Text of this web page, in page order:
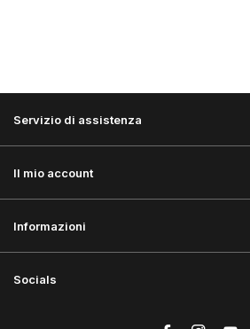
Servizio di assistenza
Il mio account
Informazioni
Socials